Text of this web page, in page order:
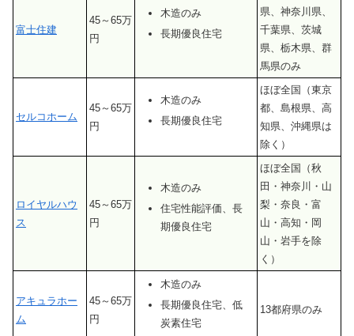
富士住建
45～65万
円
木造のみ
長期優良住宅
県、神奈川県、
千葉県、茨城
県、栃木県、群
馬県のみ
セルコホーム
45～65万
円
木造のみ
長期優良住宅
ほぼ全国（東京
都、島根県、高
知県、沖縄県は
除く）
ロイヤルハウ
ス
45～65万
円
木造のみ
住宅性能評価、長
期優良住宅
ほぼ全国（秋
田・神奈川・山
梨・奈良・富
山・高知・岡
山・岩手を除
く）
アキュラホー
ム
45～65万
円
木造のみ
長期優良住宅、低
炭素住宅
13都府県のみ